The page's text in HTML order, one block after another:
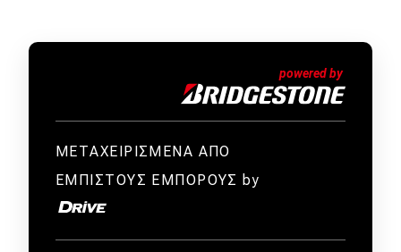
ΜΕΤΑΧΕΙΡΙΣΜΕΝΑ ΑΠΟ
ΕΜΠΙΣΤΟΥΣ ΕΜΠΟΡΟΥΣ by